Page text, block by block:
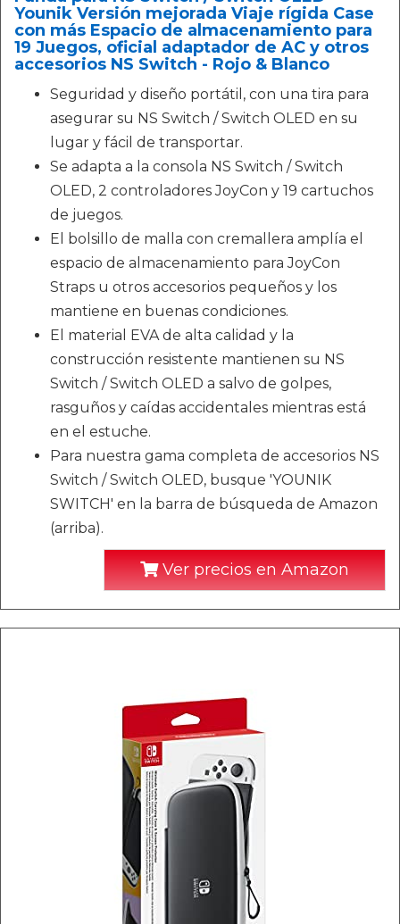
Younik Versión mejorada Viaje rígida Case
con más Espacio de almacenamiento para
19 Juegos, oficial adaptador de AC y otros
accesorios NS Switch - Rojo & Blanco
Seguridad y diseño portátil, con una tira para
asegurar su NS Switch / Switch OLED en su
lugar y fácil de transportar.
Se adapta a la consola NS Switch / Switch
OLED, 2 controladores JoyCon y 19 cartuchos
de juegos.
El bolsillo de malla con cremallera amplía el
espacio de almacenamiento para JoyCon
Straps u otros accesorios pequeños y los
mantiene en buenas condiciones.
El material EVA de alta calidad y la
construcción resistente mantienen su NS
Switch / Switch OLED a salvo de golpes,
rasguños y caídas accidentales mientras está
en el estuche.
Para nuestra gama completa de accesorios NS
Switch / Switch OLED, busque 'YOUNIK
SWITCH' en la barra de búsqueda de Amazon
(arriba).
Ver precios en Amazon